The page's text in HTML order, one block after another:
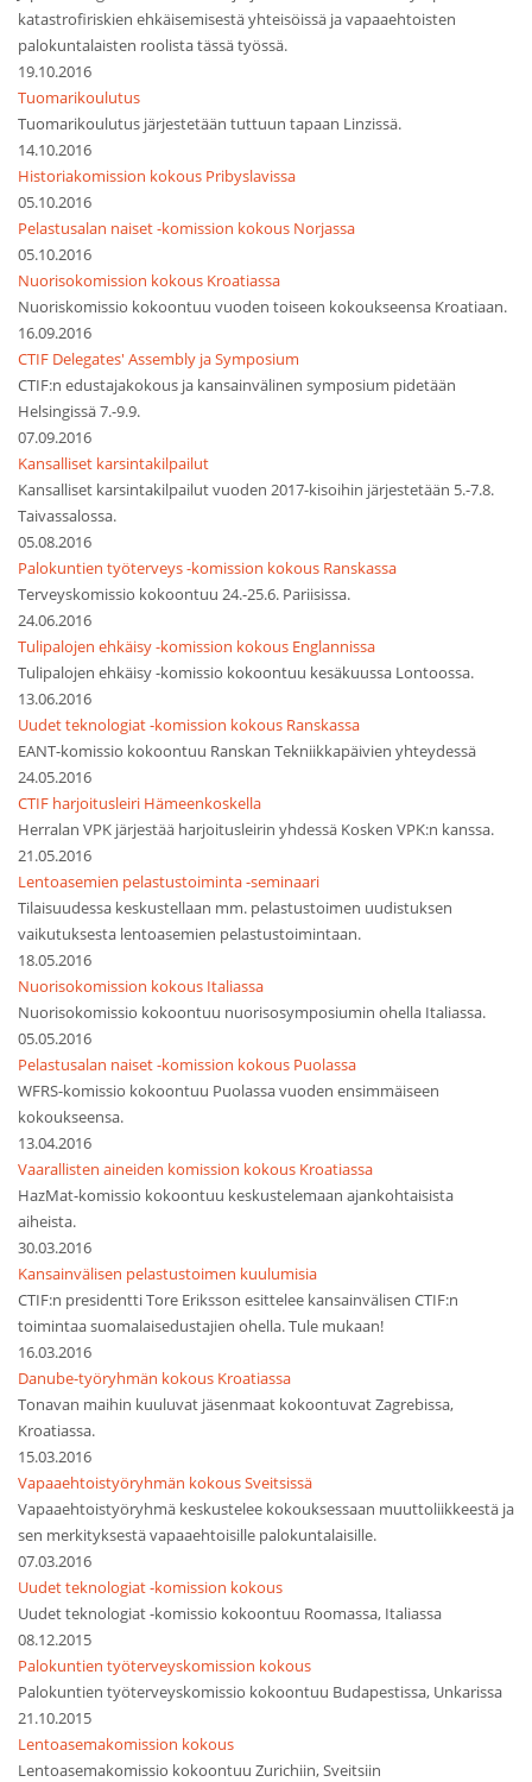
katastrofiriskien ehkäisemisestä yhteisöissä ja vapaaehtoisten
palokuntalaisten roolista tässä työssä.
19.10.2016
Tuomarikoulutus
Tuomarikoulutus järjestetään tuttuun tapaan Linzissä.
14.10.2016
Historiakomission kokous Pribyslavissa
05.10.2016
Pelastusalan naiset -komission kokous Norjassa
05.10.2016
Nuorisokomission kokous Kroatiassa
Nuoriskomissio kokoontuu vuoden toiseen kokoukseensa Kroatiaan.
16.09.2016
CTIF Delegates' Assembly ja Symposium
CTIF:n edustajakokous ja kansainvälinen symposium pidetään
Helsingissä 7.-9.9.
07.09.2016
Kansalliset karsintakilpailut
Kansalliset karsintakilpailut vuoden 2017-kisoihin järjestetään 5.-7.8.
Taivassalossa.
05.08.2016
Palokuntien työterveys -komission kokous Ranskassa
Terveyskomissio kokoontuu 24.-25.6. Pariisissa.
24.06.2016
Tulipalojen ehkäisy -komission kokous Englannissa
Tulipalojen ehkäisy -komissio kokoontuu kesäkuussa Lontoossa.
13.06.2016
Uudet teknologiat -komission kokous Ranskassa
EANT-komissio kokoontuu Ranskan Tekniikkapäivien yhteydessä
24.05.2016
CTIF harjoitusleiri Hämeenkoskella
Herralan VPK järjestää harjoitusleirin yhdessä Kosken VPK:n kanssa.
21.05.2016
Lentoasemien pelastustoiminta -seminaari
Tilaisuudessa keskustellaan mm. pelastustoimen uudistuksen
vaikutuksesta lentoasemien pelastustoimintaan.
18.05.2016
Nuorisokomission kokous Italiassa
Nuorisokomissio kokoontuu nuorisosymposiumin ohella Italiassa.
05.05.2016
Pelastusalan naiset -komission kokous Puolassa
WFRS-komissio kokoontuu Puolassa vuoden ensimmäiseen
kokoukseensa.
13.04.2016
Vaarallisten aineiden komission kokous Kroatiassa
HazMat-komissio kokoontuu keskustelemaan ajankohtaisista
aiheista.
30.03.2016
Kansainvälisen pelastustoimen kuulumisia
CTIF:n presidentti Tore Eriksson esittelee kansainvälisen CTIF:n
toimintaa suomalaisedustajien ohella. Tule mukaan!
16.03.2016
Danube-työryhmän kokous Kroatiassa
Tonavan maihin kuuluvat jäsenmaat kokoontuvat Zagrebissa,
Kroatiassa.
15.03.2016
Vapaaehtoistyöryhmän kokous Sveitsissä
Vapaaehtoistyöryhmä keskustelee kokouksessaan muuttoliikkeestä ja
sen merkityksestä vapaaehtoisille palokuntalaisille.
07.03.2016
Uudet teknologiat -komission kokous
Uudet teknologiat -komissio kokoontuu Roomassa, Italiassa
08.12.2015
Palokuntien työterveyskomission kokous
Palokuntien työterveyskomissio kokoontuu Budapestissa, Unkarissa
21.10.2015
Lentoasemakomission kokous
Lentoasemakomissio kokoontuu Zurichiin, Sveitsiin